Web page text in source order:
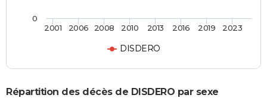
DISDERO
2001 2006 2008 2010 2013 2016 2019 2023
0
Répartition des décès de DISDERO par sexe